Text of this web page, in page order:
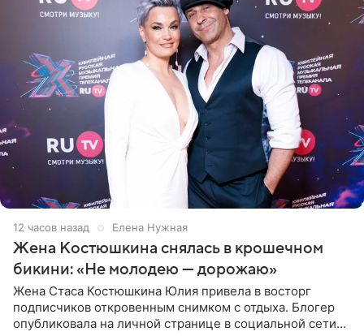
12 часов назад Елена Нужная
Жена Костюшкина снялась в крошечном
бикини: «Не молодею — дорожаю»
Жена Стаса Костюшкина Юлия привела в восторг
подписчиков откровенным снимком с отдыха. Блогер
опубликовала на личной странице в социальной сети